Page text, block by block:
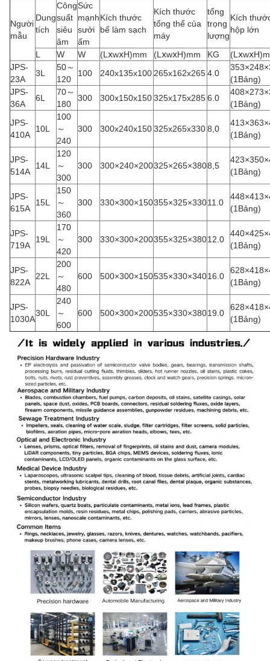
Người
mẫu
Dung
tích
Công
suất
siêu
âm
Sức
mạnh
sưởi
ấm
Kích thước
bể làm sạch
Kích thước
tổng thể của
máy
tổng
trọng
lượng
Kích
hộp lớn
L W W (LⅹwⅹH)mm (LⅹwⅹH)mm KG
JPS-
23A
3L
50～
120
100 240x135x100 265x162x2654.0
(1Bảng)
JPS-
36A
6L
70～
180
300 300x150x150325x175x2856.0
(1Bảng)
JPS-
410A
10L
100
～
240
300 300x240x150325x265x3308,0
(1Bảng)
JPS-
514A
14L
120
～
300
300 300×240×200325×265×3808,5
(1Bảng)
JPS-
615A
15L
150
～
360
300 330×300×150355×325×33011.0
(1Bảng)
JPS-
719A
19L
170
～
420
300 330×300×200355×325×38012.0
(1Bảng)
JPS-
822A
22L
200
～
480
600 500×300×150535×330×34016.0
(1Bảng)
JPS-
1030A
30L
240
～
600
600 500×300×200535×330×38019.0
(1Bảng)